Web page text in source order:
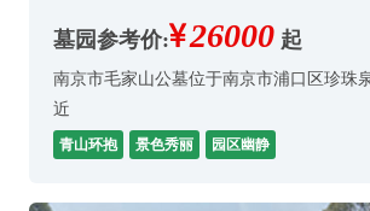
墓园参考价: 26000 起
南京市毛家山公墓位于南京市浦口区珍珠
近
青山环抱 景色秀丽 园区幽静